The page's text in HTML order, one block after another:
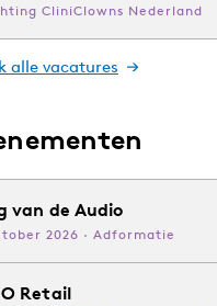
CliniClowns Nederland
alle vacatures
van de Audio
2026 · Adformatie
Retail